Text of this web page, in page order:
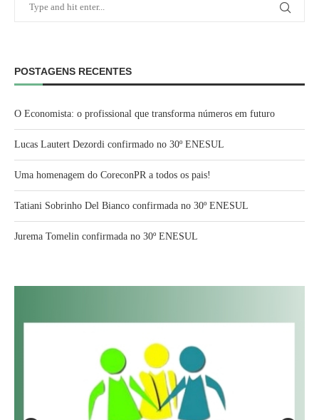
POSTAGENS RECENTES
O Economista: o profissional que transforma números em futuro
Lucas Lautert Dezordi confirmado no 30º ENESUL
Uma homenagem do CoreconPR a todos os pais!
Tatiani Sobrinho Del Bianco confirmada no 30º ENESUL
Jurema Tomelin confirmada no 30º ENESUL